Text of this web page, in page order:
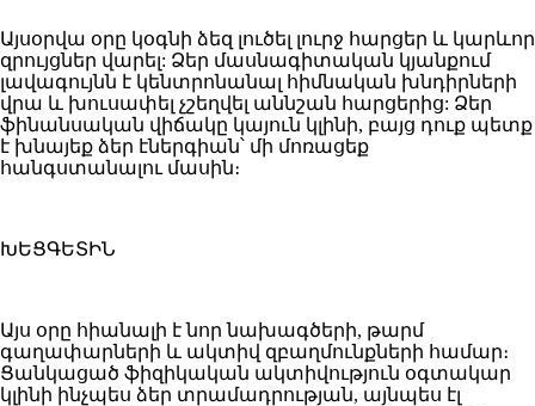
Այսօրվա օրը կօգնի ձեզ լուծել լուրջ հարցեր և կարևոր
զրույցներ վարել: Ձեր մասնագիտական ​​կյանքում
լավագույնն է կենտրոնանալ հիմնական խնդիրների
վրա և խուսափել չշեղվել աննշան հարցերից: Ձեր
ֆինանսական վիճակը կայուն կլինի, բայց դուք պետք
է խնայեք ձեր էներգիան՝ մի մոռացեք
հանգստանալու մասին։
ԽԵՑԳԵՏԻՆ
Այս օրը հիանալի է նոր նախագծերի, թարմ
գաղափարների և ակտիվ զբաղմունքների համար։
Ցանկացած ֆիզիկական ակտիվություն օգտակար
կլինի ինչպես ձեր տրամադրության, այնպես էլ